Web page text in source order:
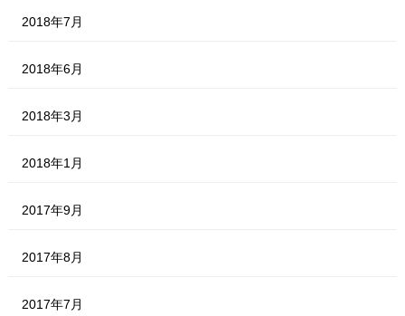
2018年7月
2018年6月
2018年3月
2018年1月
2017年9月
2017年8月
2017年7月